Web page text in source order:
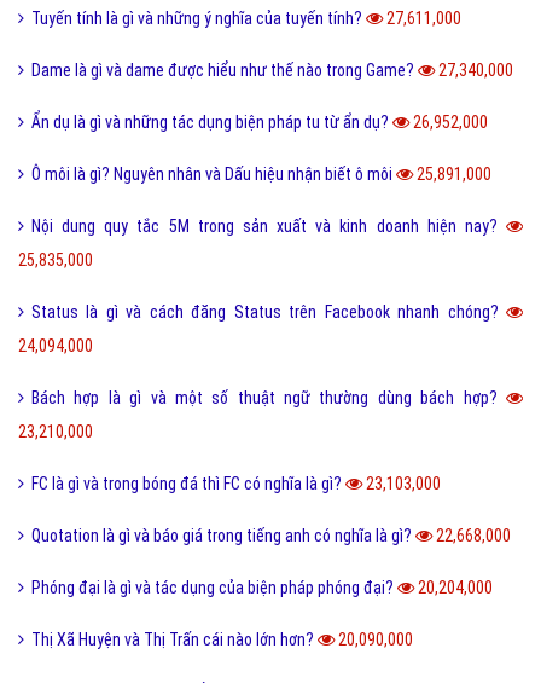
Màu nước là gì và cách làm tan màu nước bị khô hiệu quả?
38,888,000
Như thế nào thì được gọi là chảnh và sang chảnh? 36,725,000
Thơ mới là gì và phong trào thơ mới hiện nay như thế nào?
36,541,000
Sống ảo là gì? Biểu hiện và Thực trạng sống ảo của giới trẻ hiện nay
33,940,000
Tomboy là gì và hiểu như thế nào cho đúng về Tomboy? 31,138,000
30,516,000
Kỷ yếu là gì và nguồn gốc của từ kỷ yếu bắt đầu từ đâu? 30,331,000
Cute là gì và các bạn nữ như thế nào được gọi là Cute? 28,283,000
Tuyến tính là gì và những ý nghĩa của tuyến tính? 27,611,000